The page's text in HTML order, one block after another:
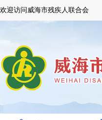
欢迎访问威海市残疾人联合会